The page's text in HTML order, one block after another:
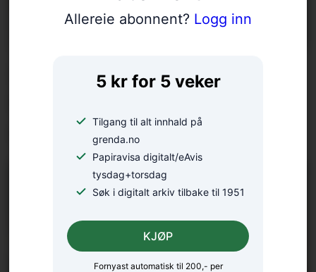
Allereie abonnent? Logg inn
5 kr for 5 veker
Tilgang til alt innhald på
grenda.no
Papiravisa digitalt/eAvis
tysdag+torsdag
Søk i digitalt arkiv tilbake til 1951
Fornyast automatisk til 200,- per
KJØP
Styreendring i Rosendal
oppsummera sesongen